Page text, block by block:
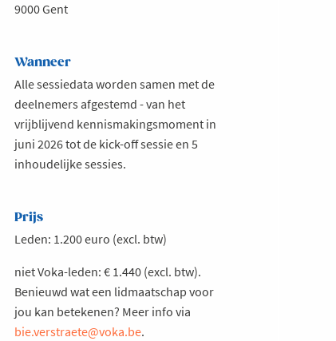
9000 Gent
Wanneer
Alle sessiedata worden samen met de
deelnemers afgestemd - van het
vrijblijvend kennismakingsmoment in
juni 2026 tot de kick-off sessie en 5
inhoudelijke sessies.
Prijs
Leden: 1.200 euro (excl. btw)
niet Voka-leden: € 1.440 (excl. btw).
Benieuwd wat een lidmaatschap voor
jou kan betekenen? Meer info via
bie.verstraete@voka.be.